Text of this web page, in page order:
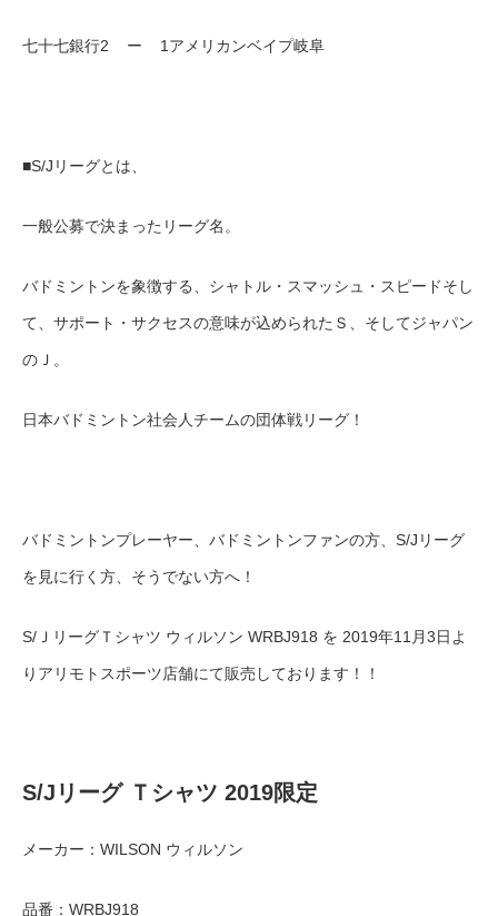
七十七銀行2 ー 1アメリカンベイプ岐阜
■S/Jリーグとは、
一般公募で決まったリーグ名。
バドミントンを象徴する、シャトル・スマッシュ・スピードそし
て、サポート・サクセスの意味が込められたＳ、そしてジャパン
のＪ。
日本バドミントン社会人チームの団体戦リーグ！
バドミントンプレーヤー、バドミントンファンの方、S/Jリーグ
を見に行く方、そうでない方へ！
S/ＪリーグＴシャツ ウィルソン WRBJ918 を 2019年11月3日よ
りアリモトスポーツ店舗にて販売しております！！
S/Jリーグ Ｔシャツ 2019限定
メーカー：WILSON ウィルソン
品番：WRBJ918